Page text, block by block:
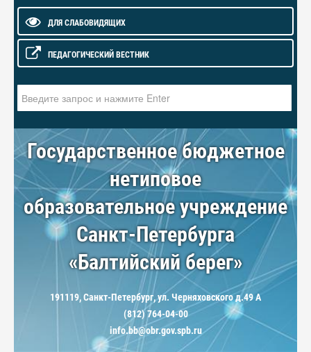
ДЛЯ СЛАБОВИДЯЩИХ
ПЕДАГОГИЧЕСКИЙ ВЕСТНИК
Государственное бюджетное
нетиповое
образовательное учреждение
Санкт-Петербурга
«Балтийский берег»
191119, Санкт-Петербург, ул. Черняховского д.49 А
(812) 764-04-00
info.bb@obr.gov.spb.ru